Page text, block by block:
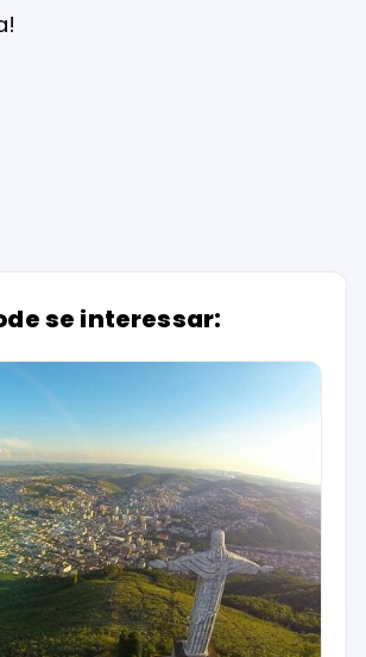
se interessar: